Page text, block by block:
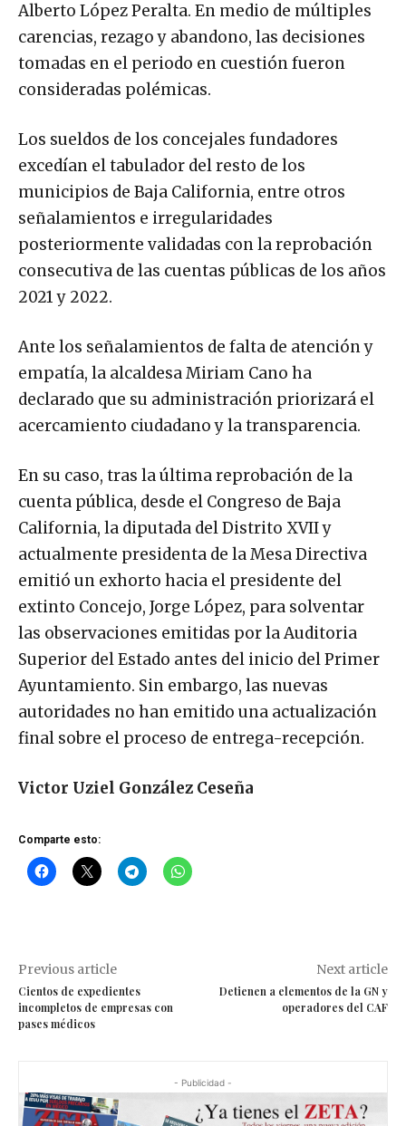
Alberto López Peralta. En medio de múltiples
carencias, rezago y abandono, las decisiones
tomadas en el periodo en cuestión fueron
consideradas polémicas.
Los sueldos de los concejales fundadores
excedían el tabulador del resto de los
municipios de Baja California, entre otros
señalamientos e irregularidades
posteriormente validadas con la reprobación
consecutiva de las cuentas públicas de los años
2021 y 2022.
Ante los señalamientos de falta de atención y
empatía, la alcaldesa Miriam Cano ha
declarado que su administración priorizará el
acercamiento ciudadano y la transparencia.
En su caso, tras la última reprobación de la
cuenta pública, desde el Congreso de Baja
California, la diputada del Distrito XVII y
actualmente presidenta de la Mesa Directiva
emitió un exhorto hacia el presidente del
extinto Concejo, Jorge López, para solventar
las observaciones emitidas por la Auditoria
Superior del Estado antes del inicio del Primer
Ayuntamiento. Sin embargo, las nuevas
autoridades no han emitido una actualización
final sobre el proceso de entrega-recepción.
Victor Uziel González Ceseña
Comparte esto:
Previous article
Cientos de expedientes
incompletos de empresas con
pases médicos
Next article
Detienen a elementos de la GN y
operadores del CAF
- Publicidad -